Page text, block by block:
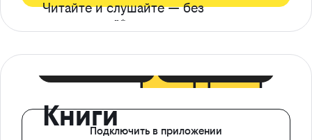
Читайте и слушайте — без
ограничений*
КнигиПодключить в приложении